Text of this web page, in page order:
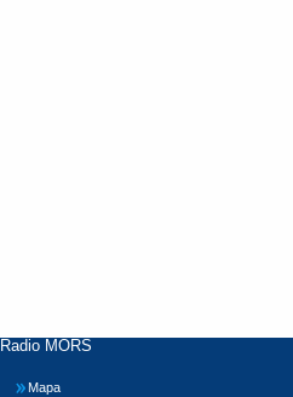
Radio MORS
Mapa